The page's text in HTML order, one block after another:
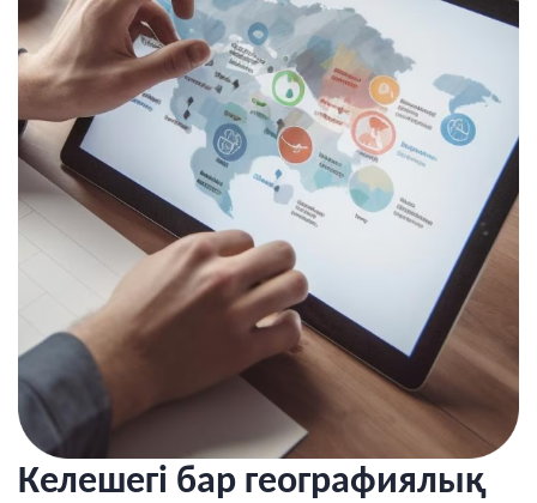
Келешегі бар географиялық